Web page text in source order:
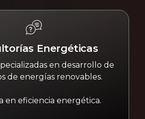
Energéticas
en desarrollo de
de energías renovables.
en eficiencia energética.